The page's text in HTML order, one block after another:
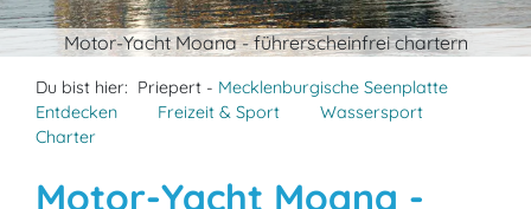
Motor-Yacht Moana - führerscheinfrei chartern
Du bist hier: Priepert - Mecklenburgische Seenplatte
Entdecken
Freizeit & Sport
Wassersport
Charter
Motor-Yacht Moana -